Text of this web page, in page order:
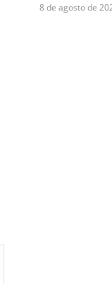
8 de agosto de